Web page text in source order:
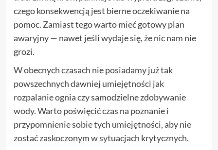
czego konsekwencją jest bierne oczekiwanie na
pomoc. Zamiast tego warto mieć gotowy plan
awaryjny — nawet jeśli wydaje się, że nic nam nie
grozi.
W obecnych czasach nie posiadamy już tak
powszechnych dawniej umiejętności jak
rozpalanie ognia czy samodzielne zdobywanie
wody. Warto poświęcić czas na poznanie i
przypomnienie sobie tych umiejętności, aby nie
zostać zaskoczonym w sytuacjach krytycznych.